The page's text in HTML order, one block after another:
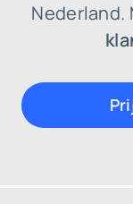
Nederland.